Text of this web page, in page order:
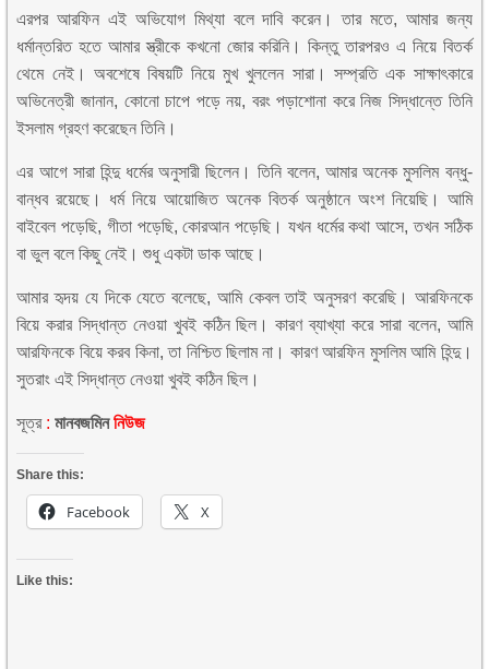
এরপর আরফিন এই অভিযোগ মিথ্যা বলে দাবি করেন। তার মতে, আমার জন্য
ধর্মান্তরিত হতে আমার স্ত্রীকে কখনো জোর করিনি। কিন্তু তারপরও এ নিয়ে বিতর্ক
থেমে নেই। অবশেষে বিষয়টি নিয়ে মুখ খুললেন সারা। সম্প্রতি এক সাক্ষাৎকারে
অভিনেত্রী জানান, কোনো চাপে পড়ে নয়, বরং পড়াশোনা করে নিজ সিদ্ধান্তে তিনি
ইসলাম গ্রহণ করেছেন তিনি।
এর আগে সারা হিন্দু ধর্মের অনুসারী ছিলেন। তিনি বলেন, আমার অনেক মুসলিম বন্ধু-
বান্ধব রয়েছে। ধর্ম নিয়ে আয়োজিত অনেক বিতর্ক অনুষ্ঠানে অংশ নিয়েছি। আমি
বাইবেল পড়েছি, গীতা পড়েছি, কোরআন পড়েছি। যখন ধর্মের কথা আসে, তখন সঠিক
বা ভুল বলে কিছু নেই। শুধু একটা ডাক আছে।
আমার হৃদয় যে দিকে যেতে বলেছে, আমি কেবল তাই অনুসরণ করেছি। আরফিনকে
বিয়ে করার সিদ্ধান্ত নেওয়া খুবই কঠিন ছিল। কারণ ব্যাখ্যা করে সারা বলেন, আমি
আরফিনকে বিয়ে করব কিনা, তা নিশ্চিত ছিলাম না। কারণ আরফিন মুসলিম আমি হিন্দু।
সুতরাং এই সিদ্ধান্ত নেওয়া খুবই কঠিন ছিল।
সূত্র :মানবজমিন নিউজ
Share this:
Facebook X
Like this: